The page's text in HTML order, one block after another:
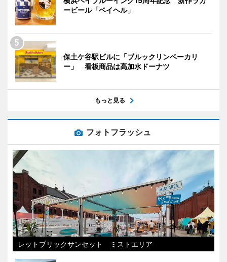
ービール「ベイヘル」
保土ケ谷駅ビルに「ブルックリンベーカリ
ー」 看板商品は高加水ドーナツ
もっと見る
フォトフラッシュ
レットブリックサンセット ミストエリア